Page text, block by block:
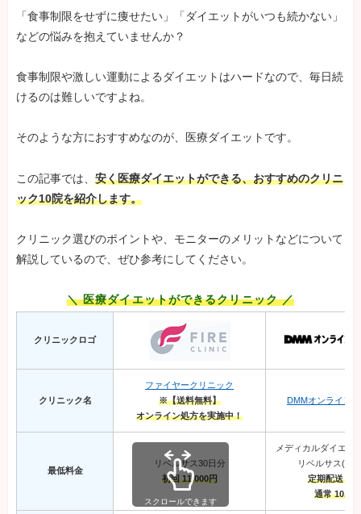
「食事制限をせずに痩せたい」「ダイエットがいつも続かない」
などの悩みを抱えていませんか？
食事制限や激しい運動によるダイエットはハードなので、毎日続
けるのは難しいですよね。
そのような方におすすめなのが、医療ダイエットです。
この記事では、 安く医療ダイエットができる、おすすめのクリニ
ック10院を紹介します。
クリニック選びのポイントや、モニターのメリットなどについて
解説しているので、ぜひ参考にしてください。
＼ 医療ダイエットができるクリニック ／
クリニックロゴ
クリニック名
ファイヤークリニック
※【送料無料】
オンライン処方を実施中！
DMMオンライン
最低料金
リベルサス30日分
初回 11,000円
メディカルダイエッ
リベルサス
定期配送
通常
スクロールできます